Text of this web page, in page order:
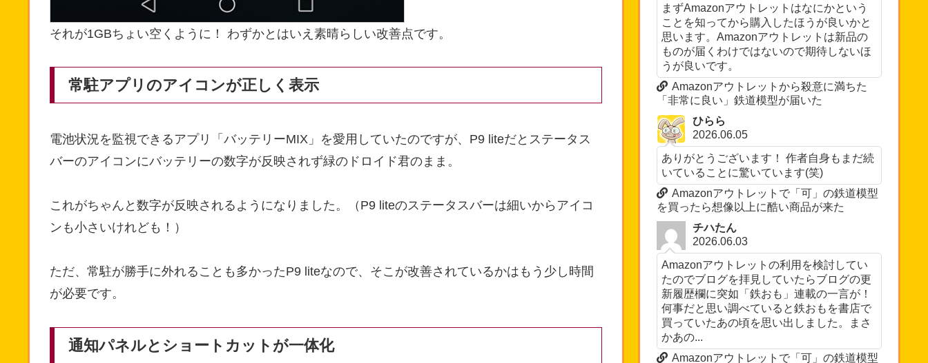
それが1GBちょい空くように！ わずかとはいえ素晴らしい改善点です。
常駐アプリのアイコンが正しく表示
電池状況を監視できるアプリ「バッテリーMIX」を愛用していたのですが、P9 liteだとステータス
バーのアイコンにバッテリーの数字が反映されず緑のドロイド君のまま。
これがちゃんと数字が反映されるようになりました。（P9 liteのステータスバーは細いからアイコ
ンも小さいけれども！）
ただ、常駐が勝手に外れることも多かったP9 liteなので、そこが改善されているかはもう少し時間
が必要です。
通知パネルとショートカットが一体化
まずAmazonアウトレットはなにかという
ことを知ってから購入したほうが良いかと
思います。Amazonアウトレットは新品の
ものが届くわけではないので期待しないほ
うが良いです。
Amazonアウトレットから殺意に満ちた
「非常に良い」鉄道模型が届いた
ひらら
2026.06.05
ありがとうございます！ 作者自身もまだ続
いていることに驚いています(笑)
Amazonアウトレットで「可」の鉄道模型
を買ったら想像以上に酷い商品が来た
チハたん
2026.06.03
Amazonアウトレットの利用を検討してい
たのでブログを拝見していたらブログの更
新履歴欄に突如「鉄おも」連載の一言が！
何事だと思い調べていると鉄おもを書店で
買っていたあの頃を思い出しました。まさ
かあの...
Amazonアウトレットで「可」の鉄道模型